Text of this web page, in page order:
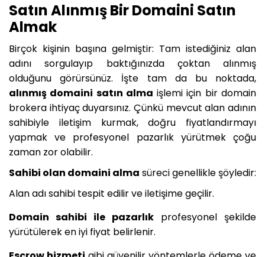
Satın Alınmış Bir Domaini Satın
Almak
Birçok kişinin başına gelmiştir: Tam istediğiniz alan
adını sorgulayıp baktığınızda çoktan alınmış
olduğunu görürsünüz. İşte tam da bu noktada,
alınmış domaini satın alma işlemi için bir domain
brokera ihtiyaç duyarsınız. Çünkü mevcut alan adının
sahibiyle iletişim kurmak, doğru fiyatlandırmayı
yapmak ve profesyonel pazarlık yürütmek çoğu
zaman zor olabilir.
Sahibi olan domaini alma süreci genellikle şöyledir:
Alan adı sahibi tespit edilir ve iletişime geçilir.
Domain sahibi ile pazarlık profesyonel şekilde
yürütülerek en iyi fiyat belirlenir.